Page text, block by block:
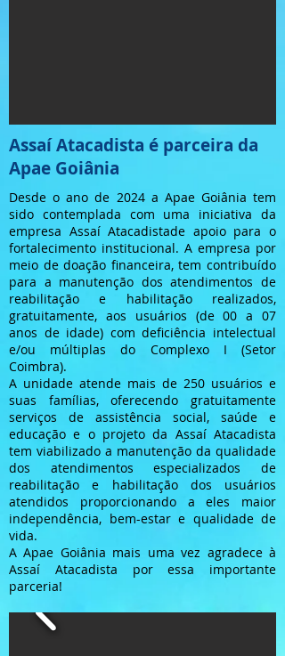
Assaí Atacadista é parceira da
Apae Goiânia
Desde o ano de 2024 a Apae Goiânia tem
sido contemplada com uma iniciativa da
empresa Assaí Atacadistade apoio para o
fortalecimento institucional. A empresa por
meio de doação financeira, tem contribuído
para a manutenção dos atendimentos de
reabilitação e habilitação realizados,
gratuitamente, aos usuários (de 00 a 07
anos de idade) com deficiência intelectual
e/ou múltiplas do Complexo I (Setor
Coimbra).
A unidade atende mais de 250 usuários e
suas famílias, oferecendo gratuitamente
serviços de assistência social, saúde e
educação e o projeto da Assaí Atacadista
tem viabilizado a manutenção da qualidade
dos atendimentos especializados de
reabilitação e habilitação dos usuários
atendidos proporcionando a eles maior
independência, bem-estar e qualidade de
vida.
A Apae Goiânia mais uma vez agradece à
Assaí Atacadista por essa importante
parceria!